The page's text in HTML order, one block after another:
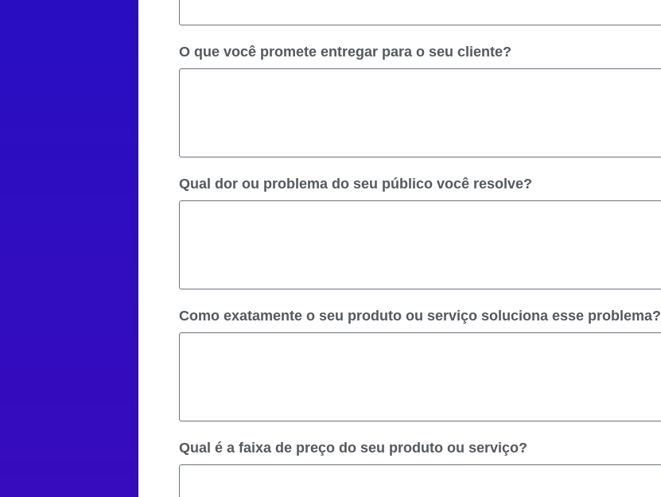
O que você promete entregar para o seu cliente?
Qual dor ou problema do seu público você resolve?
Como exatamente o seu produto ou serviço soluciona esse problema?
Qual é a faixa de preço do seu produto ou serviço?